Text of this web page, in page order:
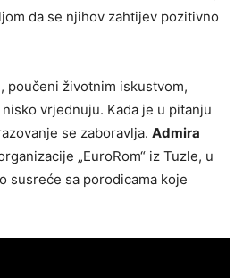
da se njihov zahtijev pozitivno
poučeni životnim iskustvom,
vrjednuju. Kada je u pitanju
se zaboravlja. Admira
„EuroRom“ iz Tuzle, u
susreće sa porodicama koje